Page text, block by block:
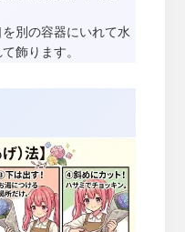
を別の容器にいれて水
飾ります。